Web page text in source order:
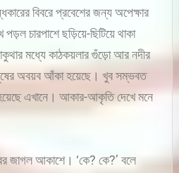
বিবরে প্রবেশের জন্য অপেক্ষার
চারপাশে ছড়িয়ে-ছিটিয়ে থাকা
মধ্যে কাঠকয়লার গুঁড়ো আর নদীর
অবয়ব আঁকা হয়েছে। খুব সম্ভবত
এখানে। আকার-আকৃতি দেখে মনে
জাগল আকাশে। ‘কে? কে?’ বলে